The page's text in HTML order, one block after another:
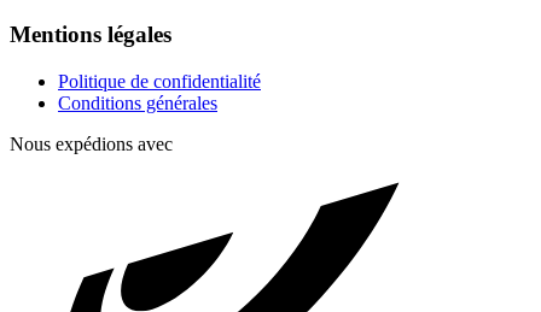
Mentions légales
Politique de confidentialité
Conditions générales
Nous expédions avec